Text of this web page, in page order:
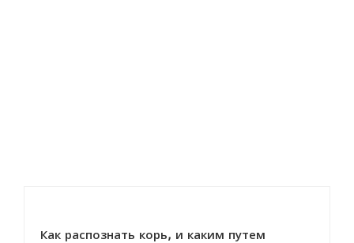
Как распознать корь, и каким путем